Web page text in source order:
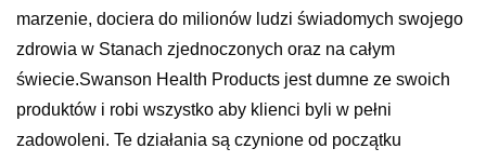
marzenie, dociera do milionów ludzi świadomych swojego
zdrowia w Stanach zjednoczonych oraz na całym
świecie.Swanson Health Products jest dumne ze swoich
produktów i robi wszystko aby klienci byli w pełni
zadowoleni. Te działania są czynione od początku